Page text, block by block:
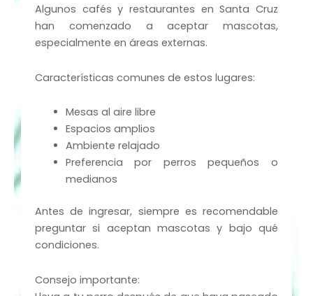
Algunos cafés y restaurantes en Santa Cruz
han comenzado a aceptar mascotas,
especialmente en áreas externas.
Características comunes de estos lugares:
Mesas al aire libre
Espacios amplios
Ambiente relajado
Preferencia por perros pequeños o
medianos
Antes de ingresar, siempre es recomendable
preguntar si aceptan mascotas y bajo qué
condiciones.
Consejo importante: